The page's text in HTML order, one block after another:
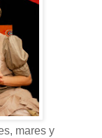
mares y